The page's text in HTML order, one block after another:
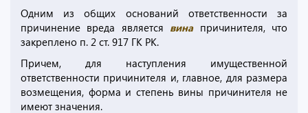
Одним из общих оснований ответственности за
причинение вреда является вина причинителя, что
закреплено п. 2 ст. 917 ГК РК.
Причем, для наступления имущественной
ответственности причинителя и, главное, для размера
возмещения, форма и степень вины причинителя не
имеют значения.